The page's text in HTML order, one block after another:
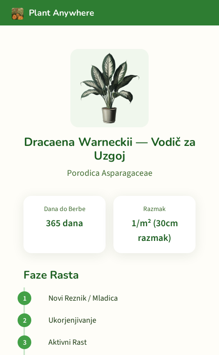
Plant Anywhere
Dracaena Warneckii — Vodič za
Uzgoj
Porodica Asparagaceae
Dana do Berbe
365 dana
Razmak
1/m² (30cm
razmak)
Faze Rasta
Novi Reznik / Mladica
Ukorjenjivanje
Aktivni Rast